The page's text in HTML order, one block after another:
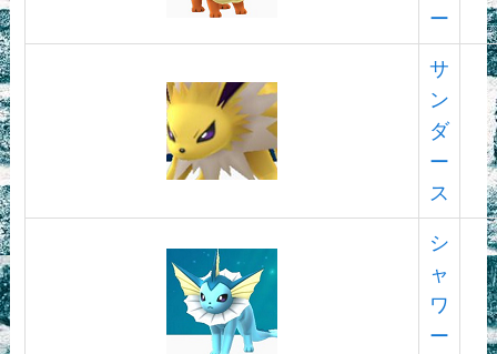
ー
サ
ン
ダ
ー
ス
シ
ャ
ワ
ー